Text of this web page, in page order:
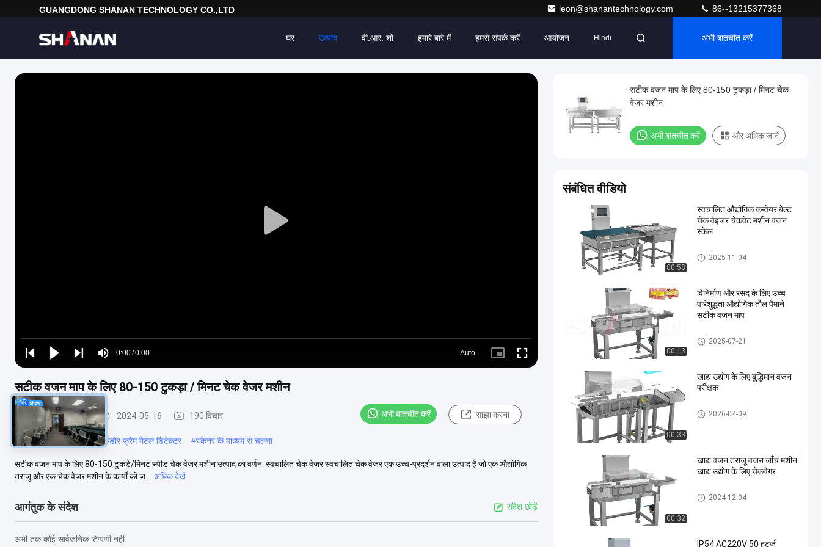
GUANGDONG SHANAN TECHNOLOGY CO.,LTD leon@shanantechnology.com 86--13215377368
घर उत्पाद वी.आर. शो हमारे बारे में हमसे संपर्क करें आयोजन Hindi अभी बातचीत करें
Play
Play
Play
Play
Mute
Time
0:00/0:00
Loaded:
0%
Auto
Picture- Fullscreen
सटीक वजन माप के लिए 80-150 टुकड़ा / मिनट चेक वेजर मशीन
स्वचालित जांच वजनी 2024-05-16 190 विचार अभी बातचीत करें साझा करना
# सुरक्षा गार्ड मेटल डिटेक्टर #डोर फ्रेम मेटल डिटेक्टर #स्कैनर के माध्यम से चलना
सटीक वजन माप के लिए 80-150 टुकड़े/मिनट स्पीड चेक वेजर मशीन उत्पाद का वर्णन: स्वचालित चेक वेजर स्वचालित चेक वेजर एक उच्च-प्रदर्शन वाला उत्पाद है जो एक औद्योगिक
तराजू और एक चेक वेजर मशीन के कार्यों को ज...
अधिक देखें
आगंतुक के संदेश संदेश छोड़ें
अभी तक कोई सार्वजनिक टिप्पणी नहीं
सटीक वजन माप के लिए 80-150 टुकड़ा / मिनट चेक
वेजर मशीन
अभी बातचीत करें और अधिक जानें
संबंधित वीडियो
00:58
स्वचालित औद्योगिक कन्वेयर बेल्ट
चेक वेइजर चेकवेट मशीन वजन
स्केल
स्वचालित जांच वजनी
2025-11-04
00:13
विनिर्माण और रसद के लिए उच्च
परिशुद्धता औद्योगिक तौल पैमाने
सटीक वजन माप
कन्वेयर वजन परीक्षक
2025-07-21
00:33
खाद्य उद्योग के लिए बुद्धिमान वजन
परीक्षक
स्वचालित जांच वजनी
2026-04-09
00:32
खाद्य वजन तराजू वजन जाँच मशीन
खाद्य उद्योग के लिए चेकवेगर
कन्वेयर वजन परीक्षक
2024-12-04
IP54 AC220V 50 हर्ट्ज